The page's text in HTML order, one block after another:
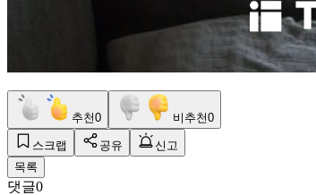
추천0 비추천0
스크랩 공유
신고
목록
댓글0